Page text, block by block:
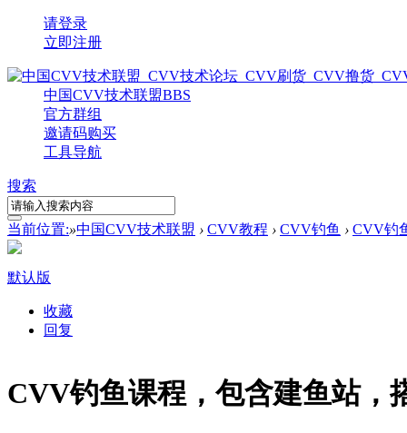
请登录
立即注册
中国CVV技术联盟BBS
官方群组
邀请码购买
工具导航
搜索
当前位置:»中国CVV技术联盟 › CVV教程 › CVV钓鱼 › CVV钓
默认版
收藏
回复
CVV钓鱼课程，包含建鱼站，